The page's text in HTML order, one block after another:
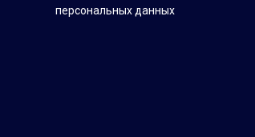
персональных данных